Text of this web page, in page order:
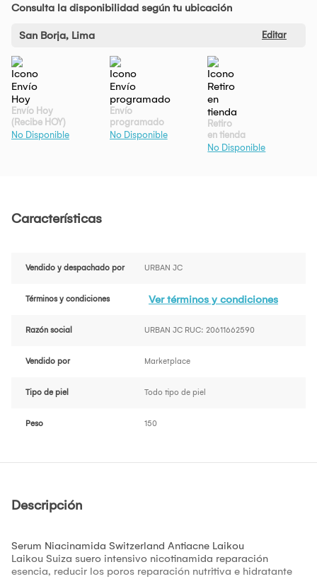
Consulta la disponibilidad según tu ubicación
San Borja, Lima Editar
Envío Hoy
(Recibe HOY)
No Disponible
Envío
programado
No Disponible
Retiro
en tienda
No Disponible
Características
Vendido y despachado por URBAN JC
Términos y condiciones Ver términos y condiciones
Razón social URBAN JC RUC: 20611662590
Vendido por Marketplace
Tipo de piel Todo tipo de piel
Peso 150
Descripción
Serum Niacinamida Switzerland Antiacne Laikou
Laikou Suiza suero intensivo nicotinamida reparación
esencia, reducir los poros reparación nutritiva e hidratante